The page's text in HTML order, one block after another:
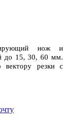
нож и
до 15, 30, 60 мм.
вектору резки с